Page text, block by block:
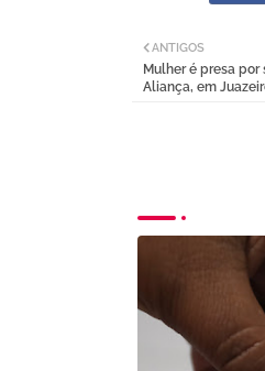
ANTIGOS
Mulher é presa
Aliança, em